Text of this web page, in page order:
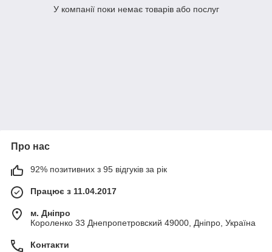
У компанії поки немає товарів або послуг
Про нас
92% позитивних з 95 відгуків за рік
Працює з 11.04.2017
м. Дніпро
Короленко 33 Днепропетровский 49000, Дніпро, Україна
Контакти